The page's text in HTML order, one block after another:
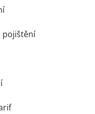
pojištění